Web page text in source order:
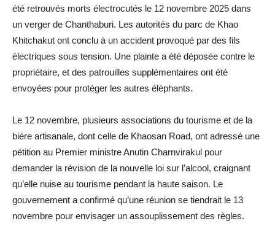
été retrouvés morts électrocutés le 12 novembre 2025 dans
un verger de Chanthaburi. Les autorités du parc de Khao
Khitchakut ont conclu à un accident provoqué par des fils
électriques sous tension. Une plainte a été déposée contre le
propriétaire, et des patrouilles supplémentaires ont été
envoyées pour protéger les autres éléphants.
Le 12 novembre, plusieurs associations du tourisme et de la
bière artisanale, dont celle de Khaosan Road, ont adressé une
pétition au Premier ministre Anutin Charnvirakul pour
demander la révision de la nouvelle loi sur l’alcool, craignant
qu’elle nuise au tourisme pendant la haute saison. Le
gouvernement a confirmé qu’une réunion se tiendrait le 13
novembre pour envisager un assouplissement des règles.